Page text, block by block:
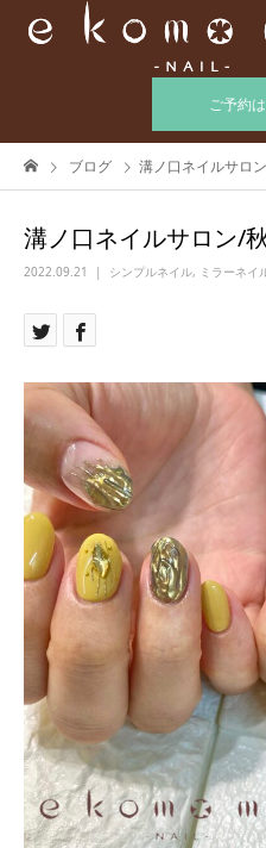
ご予約
ブログ 溝ノ口ネイルサロ
溝ノ口ネイルサロン/
2022.09.21 シンプルネイル, ミラーネイ